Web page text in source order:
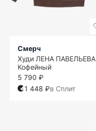
Смерч
Худи ЛЕНА ПАВЕЛЬЕВА
Кофейный
5 790 ₽
1 448 ₽в Сплит